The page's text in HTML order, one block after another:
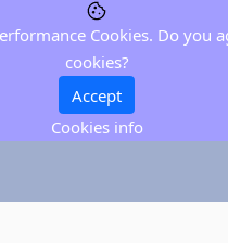
Cookies. Do you
cookies?
Accept
Cookies info